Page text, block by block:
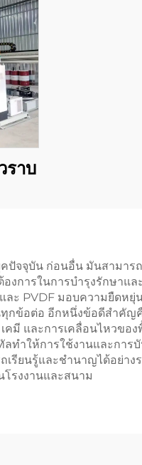
ราบ
ปัจจุบัน ก่อนอื่น มันสามาร
การในการบำรุงรักษาแล
ละ PVDF มอบความยืดห
กข้อต่อ อีกหนึ่งข้อดีสำคัญ
มี และการเคลื่อนไหวขอ
ทำให้การใช้งานและการ
รียนรู้และชำนาญได้อย่าง
รงงานและสนาม